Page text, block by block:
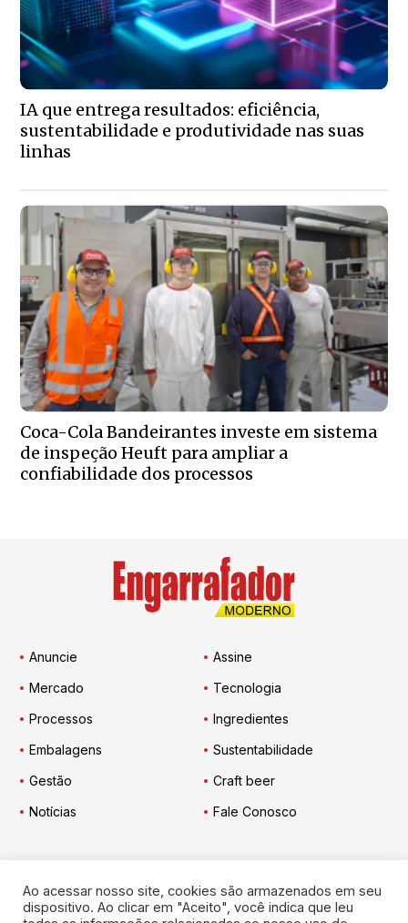
IA que entrega resultados: eficiência,
sustentabilidade e produtividade nas suas
linhas
Coca-Cola Bandeirantes investe em sistema
de inspeção Heuft para ampliar a
confiabilidade dos processos
Anuncie
Assine
Mercado
Tecnologia
Processos
Ingredientes
Embalagens
Sustentabilidade
Gestão
Craft beer
Notícias
Fale Conosco
Engarrafador Moderno nas Redes:
Ao acessar nosso site, cookies são armazenados em seu
dispositivo. Ao clicar em "Aceito", você indica que leu